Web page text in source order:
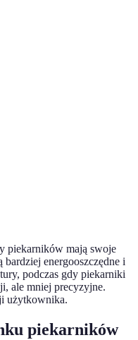
piekarników mają swoje
energooszczędne i
podczas gdy piekarniki
ale mniej precyzyjne.
użytkownika.
piekarników